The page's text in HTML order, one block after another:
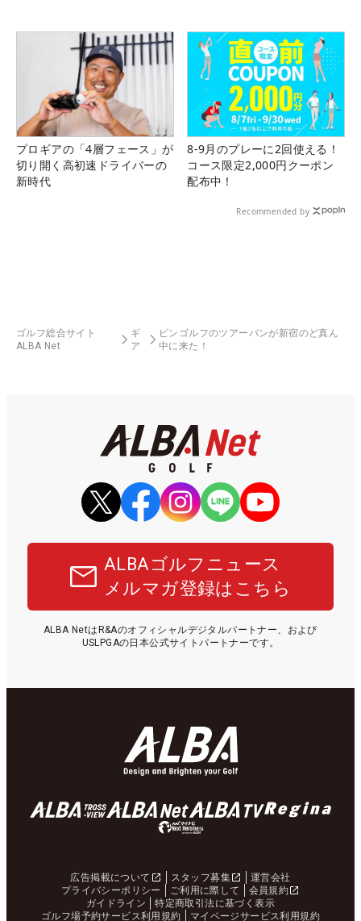
プロギアの「4層フェース」が
切り開く高初速ドライバーの
新時代
8-9月のプレーに2回使える！
コース限定2,000円クーポン
配布中！
Recommended by
ゴルフ総合サイト
ALBA Net
ギ
ア
ピンゴルフのツアーバンが新宿のど真ん
中に来た！
ALBAゴルフニュース
メルマガ登録はこちら
ALBA NetはR&Aのオフィシャルデジタルパートナー、および
USLPGAの日本公式サイトパートナーです。
広告掲載について スタッフ募集
運営会社
プライバシーポリシー
ご利用に際して
会員規約
ガイドライン
特定商取引法に基づく表示
ゴルフ場予約サービス利用規約
マイページサービス利用規約